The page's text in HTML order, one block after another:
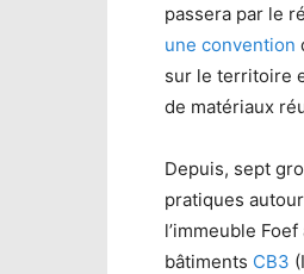
passera par le
une convention
sur le territoire
de matériaux
Depuis, sept
pratiques
l’immeuble
bâtiments CB3